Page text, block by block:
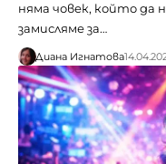
няма човек, който да
замисляме за…
Диана Игнатова